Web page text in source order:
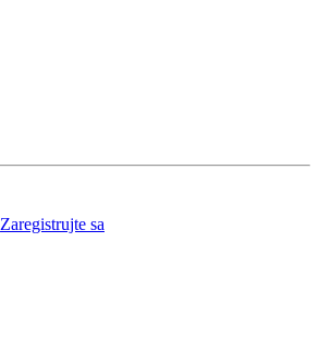
Zaregistrujte sa